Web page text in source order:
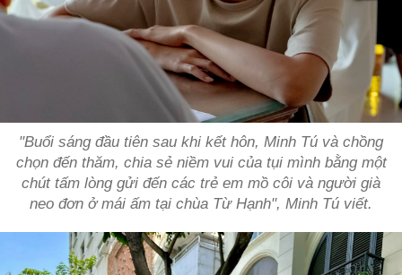
"Buổi sáng đầu tiên sau khi kết hôn, Minh Tú và chồng
chọn đến thăm, chia sẻ niềm vui của tụi mình bằng một
chút tấm lòng gửi đến các trẻ em mồ côi và người già
neo đơn ở mái ấm tại chùa Từ Hạnh", Minh Tú viết.